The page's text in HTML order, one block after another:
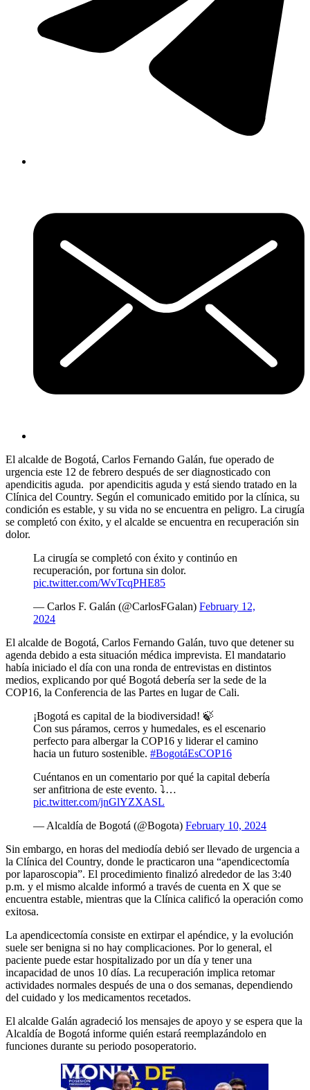
El alcalde de Bogotá, Carlos Fernando Galán, fue operado de
urgencia este 12 de febrero después de ser diagnosticado con
apendicitis aguda. por apendicitis aguda y está siendo tratado en la
Clínica del Country. Según el comunicado emitido por la clínica, su
condición es estable, y su vida no se encuentra en peligro. La cirugía
se completó con éxito, y el alcalde se encuentra en recuperación sin
dolor.
La cirugía se completó con éxito y continúo en
recuperación, por fortuna sin dolor.
pic.twitter.com/WvTcqPHE85
— Carlos F. Galán (@CarlosFGalan) February 12,
2024
El alcalde de Bogotá, Carlos Fernando Galán, tuvo que detener su
agenda debido a esta situación médica imprevista. El mandatario
había iniciado el día con una ronda de entrevistas en distintos
medios, explicando por qué Bogotá debería ser la sede de la
COP16, la Conferencia de las Partes en lugar de Cali.
¡Bogotá es capital de la biodiversidad! 🍃
Con sus páramos, cerros y humedales, es el escenario
perfecto para albergar la COP16 y liderar el camino
hacia un futuro sostenible. #BogotáEsCOP16
Cuéntanos en un comentario por qué la capital debería
ser anfitriona de este evento. ⤵️…
pic.twitter.com/jnGlYZXASL
— Alcaldía de Bogotá (@Bogota) February 10, 2024
Sin embargo, en horas del mediodía debió ser llevado de urgencia a
la Clínica del Country, donde le practicaron una “apendicectomía
por laparoscopia”. El procedimiento finalizó alrededor de las 3:40
p.m. y el mismo alcalde informó a través de cuenta en X que se
encuentra estable, mientras que la Clínica calificó la operación como
exitosa.
La apendicectomía consiste en extirpar el apéndice, y la evolución
suele ser benigna si no hay complicaciones. Por lo general, el
paciente puede estar hospitalizado por un día y tener una
incapacidad de unos 10 días. La recuperación implica retomar
actividades normales después de una o dos semanas, dependiendo
del cuidado y los medicamentos recetados.
El alcalde Galán agradeció los mensajes de apoyo y se espera que la
Alcaldía de Bogotá informe quién estará reemplazándolo en
funciones durante su periodo posoperatorio.